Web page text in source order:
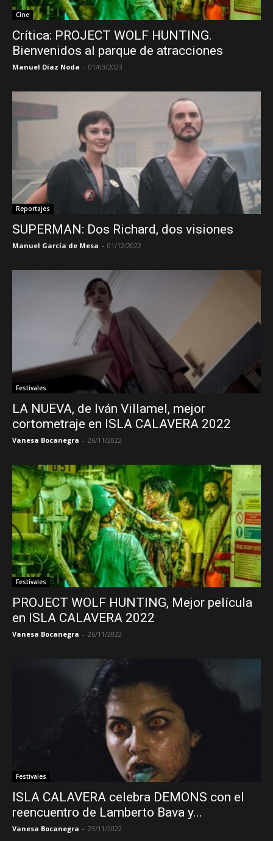
Cine
Crítica: PROJECT WOLF HUNTING.
Bienvenidos al parque de atracciones
Manuel Díaz Noda - 01/03/2023
Reportajes
SUPERMAN: Dos Richard, dos visiones
Manuel García de Mesa - 01/12/2022
Festivales
LA NUEVA, de Iván Villamel, mejor
cortometraje en ISLA CALAVERA 2022
Vanesa Bocanegra - 26/11/2022
Festivales
PROJECT WOLF HUNTING, Mejor película
en ISLA CALAVERA 2022
Vanesa Bocanegra - 26/11/2022
Festivales
ISLA CALAVERA celebra DEMONS con el
reencuentro de Lamberto Bava y...
Vanesa Bocanegra - 23/11/2022